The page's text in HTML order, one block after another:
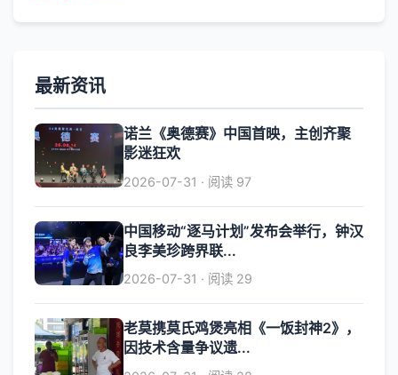
最新资讯
诺兰《奥德赛》中国首映，主创齐聚
影迷狂欢
2026-07-31 · 阅读 97
中国移动“逐马计划”发布会举行，钟汉
良李美珍跨界联...
2026-07-31 · 阅读 29
老莫携莫氏鸡煲亮相《一饭封神2》，
因技术含量争议遗...